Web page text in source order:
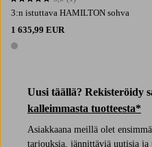
3:n istuttava HAMILTON sohva
1 635,99 EUR
1 väri
Uusi täällä? Rekisteröidy
kalleimmasta tuotteesta*
Asiakkaana meillä olet
tarjouksia, jännittäviä uutisia ja